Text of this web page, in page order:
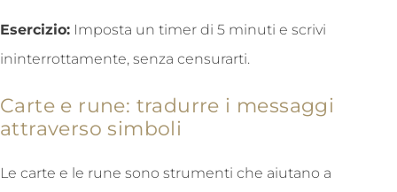
Esercizio: Imposta un timer di 5 minuti e scrivi
ininterrottamente, senza censurarti.
Carte e rune: tradurre i messaggi
attraverso simboli
Le carte e le rune sono strumenti che aiutano a